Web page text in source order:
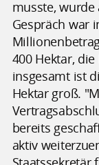
musste,
Gespräch war
400 Hektar,
insgesamt ist
Hektar groß.
bereits
aktiv